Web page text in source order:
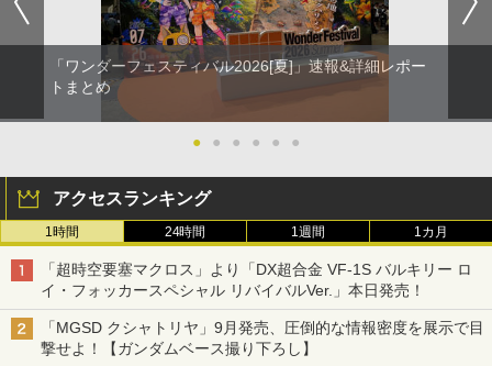
「ワンダーフェスティバル2026[夏]」速報&詳細レポー
トまとめ
● ● ● ● ● ●
アクセスランキング
1時間 24時間 1週間 1カ月
「超時空要塞マクロス」より「DX超合金 VF-1S バルキリー ロ
イ・フォッカースペシャル リバイバルVer.」本日発売！
「MGSD クシャトリヤ」9月発売、圧倒的な情報密度を展示で目
撃せよ！【ガンダムベース撮り下ろし】